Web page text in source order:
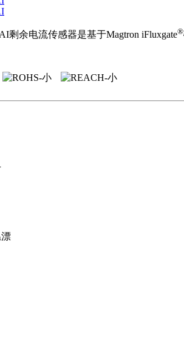
余电流传感器是基于Magtron iFluxgate®